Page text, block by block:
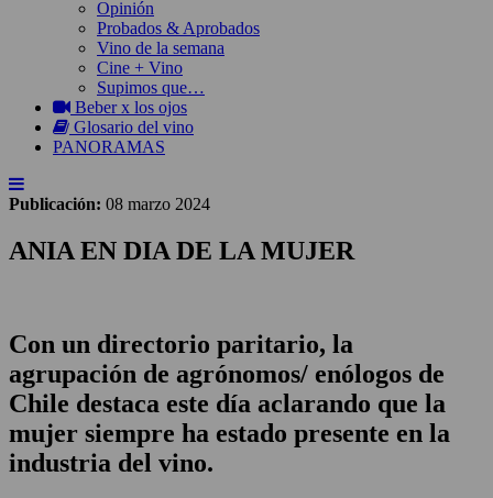
Opinión
Probados & Aprobados
Vino de la semana
Cine + Vino
Supimos que…
Beber x los ojos
Glosario del vino
PANORAMAS
Publicación: 08 marzo 2024
ANIA EN DIA DE LA MUJER
Con un directorio paritario, la
agrupación de agrónomos/ enólogos de
Chile destaca este día aclarando que la
mujer siempre ha estado presente en la
industria del vino.